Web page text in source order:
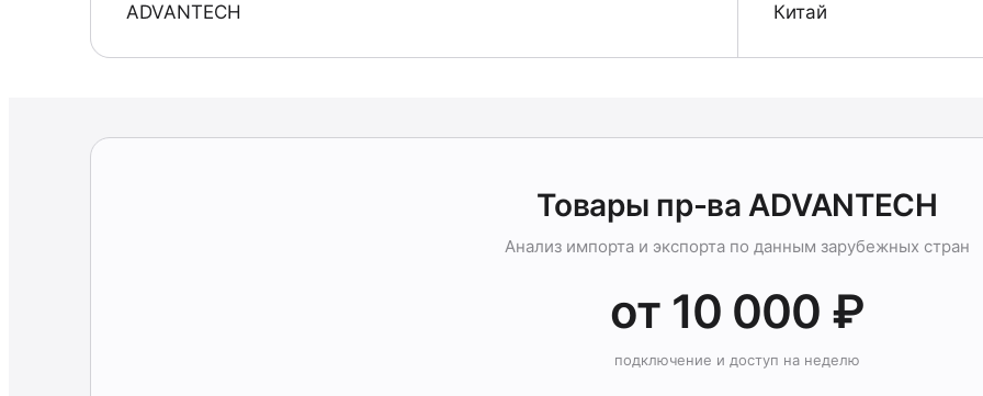
ADVANTECH Китай
Товары пр-ва ADVANTECH
Анализ импорта и экспорта по данным зарубежных стран
от 10 000 ₽
подключение и доступ на неделю